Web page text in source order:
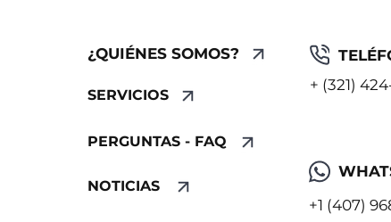
¿QUIÉNES SOMOS?
SERVICIOS
PERGUNTAS - FAQ
NOTICIAS
+ (321)
+1 (407)